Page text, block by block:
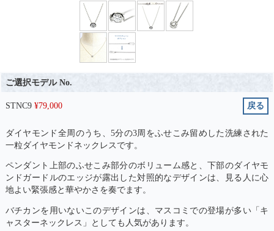
ご選択モデル No.
STNC9 ¥79,000 戻る
ダイヤモンド全周のうち、5分の3周をふせこみ留めした洗練された
一粒ダイヤモンドネックレスです。
ペンダント上部のふせこみ部分のボリューム感と、下部のダイヤモ
ンドガードルのエッジが露出した対照的なデザインは、見る人に心
地よい緊張感と華やかさを奏でます。
バチカンを用いないこのデザインは、マスコミでの登場が多い「キ
ャスターネックレス」としても人気があります。